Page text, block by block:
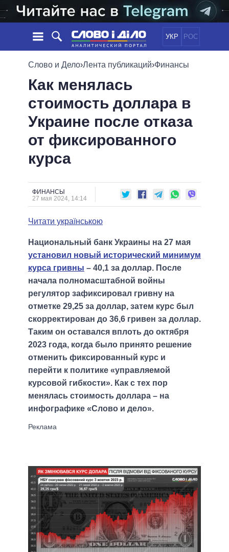
УКР РОС
НОВОСТИ
ЛЕНТА
СОБЫТИЯ
СТАТЬИ
МНЕНИЯ
ОБЗОРЫ
ДАЙДЖЕСТЫ
ПОЛИТИКА
ЭКОНОМИКА
ОБЩЕСТВО
ОБЕЩАНИЯ
ПОЛИТИКИ
ВСЕ ПОЛИТИКИ
ПРЕЗИДЕНТ И ОФИС
ВЕРХОВНАЯ РАДА
ГЛАВЫ ОБЛАДМИНИСТРАЦИЙ
МЭРЫ
ВСЕ ПЕРСОНЫ
СРАВНЕНИЕ ПОЛИТИКОВ
Слово и Дело›Лента публикаций›Финансы
Как менялась
стоимость доллара в
Украине после отказа
от фиксированного
курса
ФИНАНСЫ
27 мая 2024, 14:14
Читати українською
Национальный банк Украины на 27 мая
установил новый исторический минимум
курса гривны – 40,1 за доллар. После
начала полномасштабной войны
регулятор зафиксировал гривну на
отметке 29,25 за доллар, затем курс был
скорректирован до 36,6 гривен за доллар.
Таким он оставался вплоть до октября
2023 года, когда было принято решение
отменить фиксированный курс и
перейти к политике «управляемой
курсовой гибкости». Как с тех пор
менялась стоимость доллара – на
инфографике «Слово и дело».